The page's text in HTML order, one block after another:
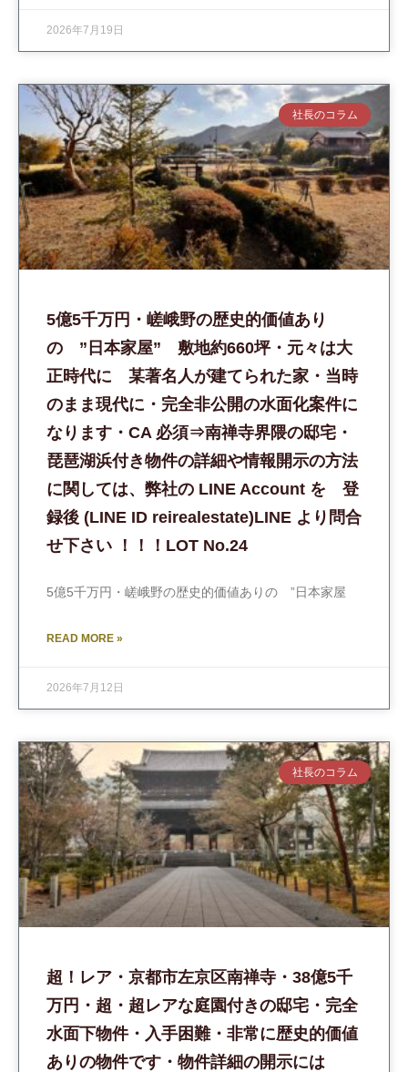
2026年7月19日
社長のコラム
5億5千万円・嵯峨野の歴史的価値あり
の ”日本家屋” 敷地約660坪・元々は大
正時代に 某著名人が建てられた家・当時
のまま現代に・完全非公開の水面化案件に
なります・CA 必須⇒南禅寺界隈の邸宅・
琵琶湖浜付き物件の詳細や情報開示の方法
に関しては、弊社の LINE Account を 登
録後 (LINE ID reirealestate)LINE より問合
せ下さい ！！！LOT No.24
5億5千万円・嵯峨野の歴史的価値ありの ”日本家屋
READ MORE »
2026年7月12日
社長のコラム
超！レア・京都市左京区南禅寺・38億5千
万円・超・超レアな庭園付きの邸宅・完全
水面下物件・入手困難・非常に歴史的価値
ありの物件です・物件詳細の開示には